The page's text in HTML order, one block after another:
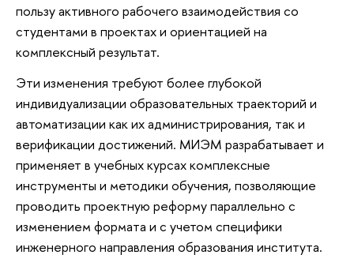
пользу активного рабочего взаимодействия со
студентами в проектах и ориентацией на
комплексный результат.
Эти изменения требуют более глубокой
индивидуализации образовательных траекторий и
автоматизации как их администрирования, так и
верификации достижений. МИЭМ разрабатывает и
применяет в учебных курсах комплексные
инструменты и методики обучения, позволяющие
проводить проектную реформу параллельно с
изменением формата и с учетом специфики
инженерного направления образования института.